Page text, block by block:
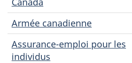
Armée canadienne
Assurance-emploi pour les
individus